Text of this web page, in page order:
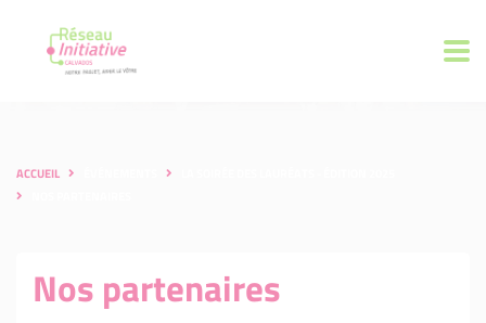
ACCUEIL
Nos partenaires